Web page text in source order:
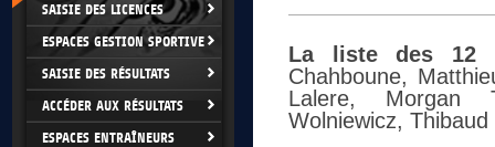
SAISIE DES LICENCES
ESPACES GESTION SPORTIVE
SAISIE DES RÉSULTATS
ACCÉDER AUX RÉSULTATS
ESPACES ENTRAÎNEURS
La liste des 12
Chahboune,
Lalere, Morgan
Wolniewicz,